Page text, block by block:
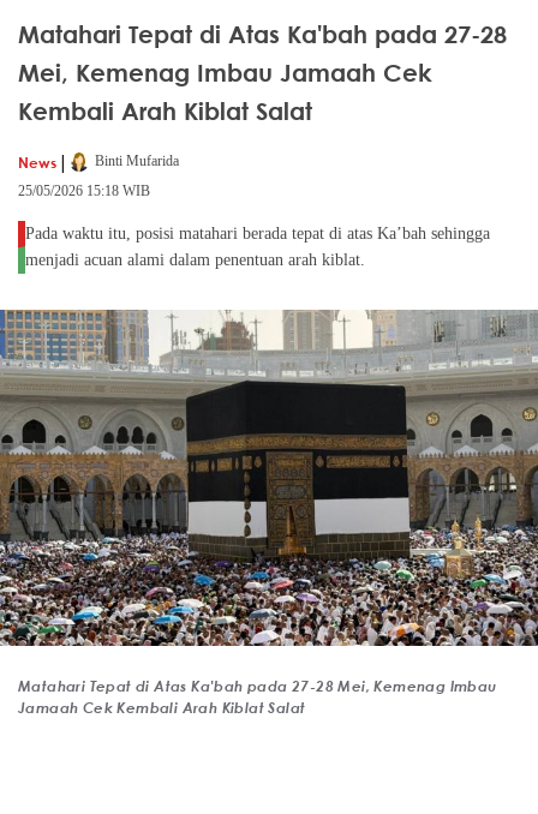
Matahari Tepat di Atas Ka'bah pada 27-28
Mei, Kemenag Imbau Jamaah Cek
Kembali Arah Kiblat Salat
News |
Binti Mufarida
25/05/2026 15:18 WIB
Pada waktu itu, posisi matahari berada tepat di atas Ka’bah sehingga
menjadi acuan alami dalam penentuan arah kiblat.
Matahari Tepat di Atas Ka'bah pada 27-28 Mei, Kemenag Imbau
Jamaah Cek Kembali Arah Kiblat Salat